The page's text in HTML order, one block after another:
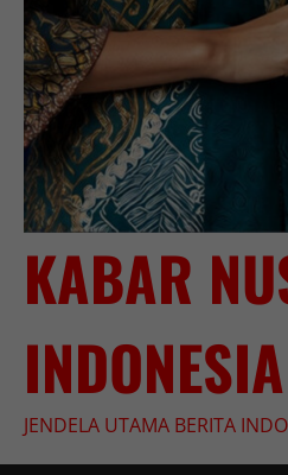
KABAR
INDONESIA
JENDELA UTAMA BERITA